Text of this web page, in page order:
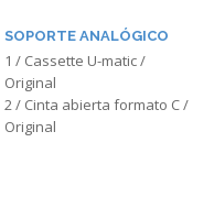
SOPORTE ANALÓGICO
1 / Cassette U-matic /
Original
2 / Cinta abierta formato C /
Original